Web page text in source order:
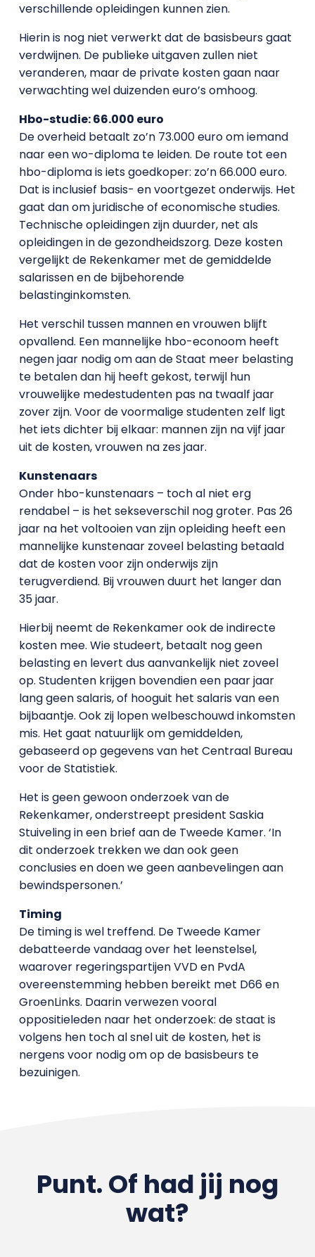
verschillende opleidingen kunnen zien.
Hierin is nog niet verwerkt dat de basisbeurs gaat
verdwijnen. De publieke uitgaven zullen niet
veranderen, maar de private kosten gaan naar
verwachting wel duizenden euro’s omhoog.
Hbo-studie: 66.000 euro
De overheid betaalt zo’n 73.000 euro om iemand
naar een wo-diploma te leiden. De route tot een
hbo-diploma is iets goedkoper: zo’n 66.000 euro.
Dat is inclusief basis- en voortgezet onderwijs. Het
gaat dan om juridische of economische studies.
Technische opleidingen zijn duurder, net als
opleidingen in de gezondheidszorg. Deze kosten
vergelijkt de Rekenkamer met de gemiddelde
salarissen en de bijbehorende
belastinginkomsten.
Het verschil tussen mannen en vrouwen blijft
opvallend. Een mannelijke hbo-econoom heeft
negen jaar nodig om aan de Staat meer belasting
te betalen dan hij heeft gekost, terwijl hun
vrouwelijke medestudenten pas na twaalf jaar
zover zijn. Voor de voormalige studenten zelf ligt
het iets dichter bij elkaar: mannen zijn na vijf jaar
uit de kosten, vrouwen na zes jaar.
Kunstenaars
Onder hbo-kunstenaars – toch al niet erg
rendabel – is het sekseverschil nog groter. Pas 26
jaar na het voltooien van zijn opleiding heeft een
mannelijke kunstenaar zoveel belasting betaald
dat de kosten voor zijn onderwijs zijn
terugverdiend. Bij vrouwen duurt het langer dan
35 jaar.
Hierbij neemt de Rekenkamer ook de indirecte
kosten mee. Wie studeert, betaalt nog geen
belasting en levert dus aanvankelijk niet zoveel
op. Studenten krijgen bovendien een paar jaar
lang geen salaris, of hooguit het salaris van een
bijbaantje. Ook zij lopen welbeschouwd inkomsten
mis. Het gaat natuurlijk om gemiddelden,
gebaseerd op gegevens van het Centraal Bureau
voor de Statistiek.
Het is geen gewoon onderzoek van de
Rekenkamer, onderstreept president Saskia
Stuiveling in een brief aan de Tweede Kamer. ‘In
dit onderzoek trekken we dan ook geen
conclusies en doen we geen aanbevelingen aan
bewindspersonen.’
Timing
De timing is wel treffend. De Tweede Kamer
debatteerde vandaag over het leenstelsel,
waarover regeringspartijen VVD en PvdA
overeenstemming hebben bereikt met D66 en
GroenLinks. Daarin verwezen vooral
oppositieleden naar het onderzoek: de staat is
volgens hen toch al snel uit de kosten, het is
nergens voor nodig om op de basisbeurs te
bezuinigen.
Punt. Of had jij nog
wat?